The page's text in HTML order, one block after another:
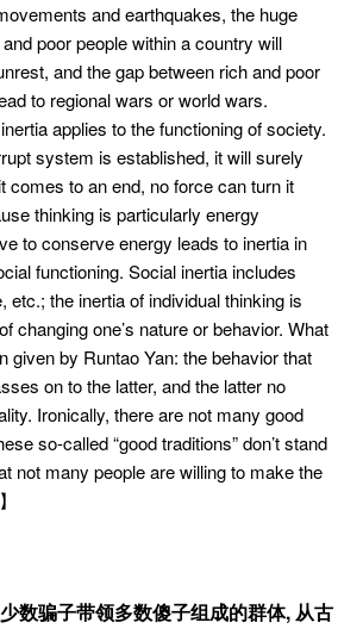
and earthquakes, the huge
poor people within a country will
and the gap between rich and poor
to regional wars or world wars.
applies to the functioning of society.
system is established, it will surely
comes to an end, no force can turn it
thinking is particularly energy
to conserve energy leads to inertia in
functioning. Social inertia includes
etc.; the inertia of individual thinking is
changing one’s nature or behavior. What
given by Runtao Yan: the behavior that
on to the latter, and the latter no
Ironically, there are not many good
so-called “good traditions” don’t stand
not many people are willing to make the
数骗子带领多数傻子组成的群体, 从古